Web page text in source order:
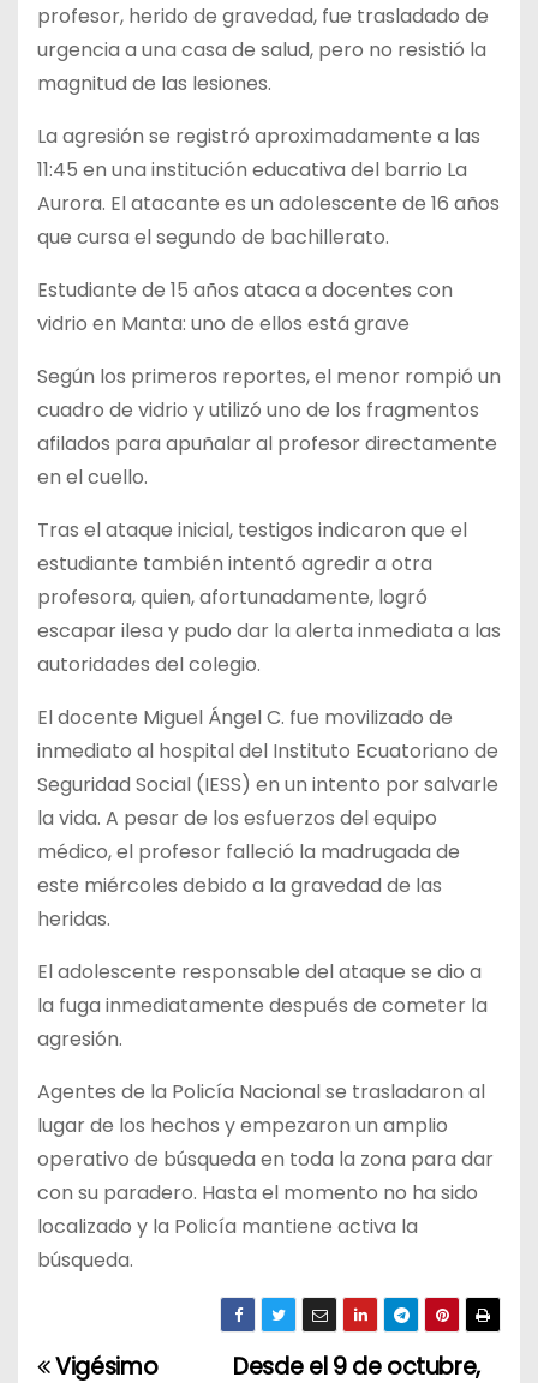
profesor, herido de gravedad, fue trasladado de
urgencia a una casa de salud, pero no resistió la
magnitud de las lesiones.
La agresión se registró aproximadamente a las
11:45 en una institución educativa del barrio La
Aurora. El atacante es un adolescente de 16 años
que cursa el segundo de bachillerato.
Estudiante de 15 años ataca a docentes con
vidrio en Manta: uno de ellos está grave
Según los primeros reportes, el menor rompió un
cuadro de vidrio y utilizó uno de los fragmentos
afilados para apuñalar al profesor directamente
en el cuello.
Tras el ataque inicial, testigos indicaron que el
estudiante también intentó agredir a otra
profesora, quien, afortunadamente, logró
escapar ilesa y pudo dar la alerta inmediata a las
autoridades del colegio.
El docente Miguel Ángel C. fue movilizado de
inmediato al hospital del Instituto Ecuatoriano de
Seguridad Social (IESS) en un intento por salvarle
la vida. A pesar de los esfuerzos del equipo
médico, el profesor falleció la madrugada de
este miércoles debido a la gravedad de las
heridas.
El adolescente responsable del ataque se dio a
la fuga inmediatamente después de cometer la
agresión.
Agentes de la Policía Nacional se trasladaron al
lugar de los hechos y empezaron un amplio
operativo de búsqueda en toda la zona para dar
con su paradero. Hasta el momento no ha sido
localizado y la Policía mantiene activa la
búsqueda.
Desde el 9 de octubre,
Vigésimo